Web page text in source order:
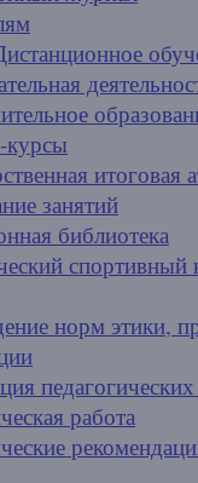
курсы
итоговая
занятий
библиотека
норм этики,
работа